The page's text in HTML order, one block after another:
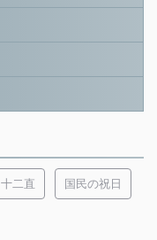
十二直 国民の祝日